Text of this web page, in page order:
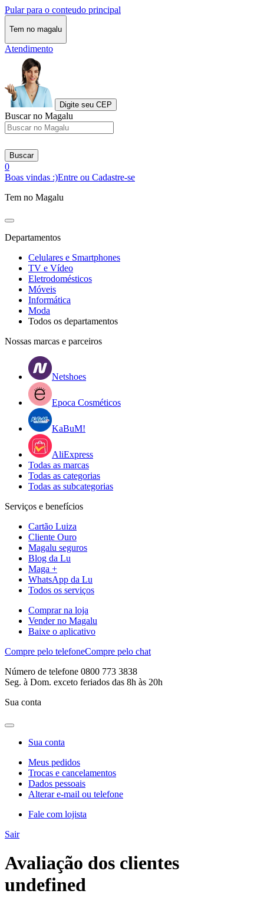
Pular para o conteudo principal
Tem no magalu
Atendimento
Digite seu CEP
Buscar no Magalu
Buscar
0
Boas vindas :)Entre ou Cadastre-se
Tem no Magalu
Departamentos
Celulares e Smartphones
TV e Vídeo
Eletrodomésticos
Móveis
Informática
Moda
Todos os departamentos
Nossas marcas e parceiros
Netshoes
Epoca Cosméticos
KaBuM!
AliExpress
Todas as marcas
Todas as categorias
Todas as subcategorias
Serviços e benefícios
Cartão Luiza
Cliente Ouro
Magalu seguros
Blog da Lu
Maga +
WhatsApp da Lu
Todos os serviços
Comprar na loja
Vender no Magalu
Baixe o aplicativo
Compre pelo telefoneCompre pelo chat
Número de telefone 0800 773 3838
Seg. à Dom. exceto feriados das 8h às 20h
Sua conta
Sua conta
Meus pedidos
Trocas e cancelamentos
Dados pessoais
Alterar e-mail ou telefone
Fale com lojista
Sair
Avaliação dos clientes
undefined